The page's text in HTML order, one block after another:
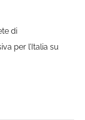
di
per l’Italia su